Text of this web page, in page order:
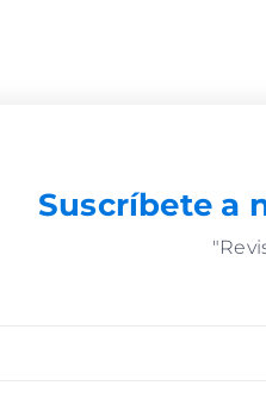
Suscríbete a